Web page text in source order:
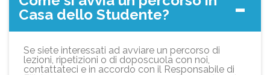
Casa dello Studente?
Se siete interessati ad avviare un percorso di
lezioni, ripetizioni o di doposcuola con noi,
contattateci e in accordo con il Responsabile di